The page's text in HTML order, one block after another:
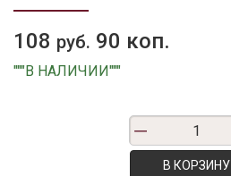
108 руб. 90 коп.
"""В НАЛИЧИИ"""
В КОРЗИНУ